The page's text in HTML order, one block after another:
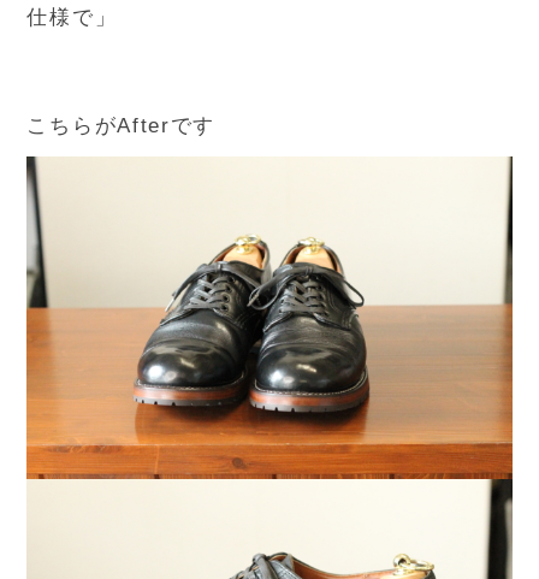
仕様で」
こちらがAfterです